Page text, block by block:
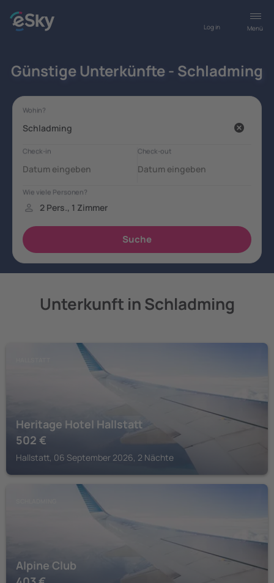
Menü
Log in
Günstige Unterkünfte - Schladming
Unterkunft in Schladming
Heritage Hotel Hallstatt
502 €
Hallstatt, 06 September 2026, 2 Nächte
Alpine Club